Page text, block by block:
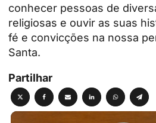
conhecer pessoas de
religiosas e ouvir as suas
fé e convicções na nossa
Santa.
Partilhar